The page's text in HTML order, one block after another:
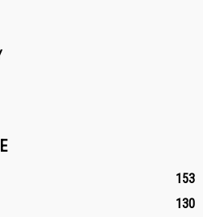
153
130